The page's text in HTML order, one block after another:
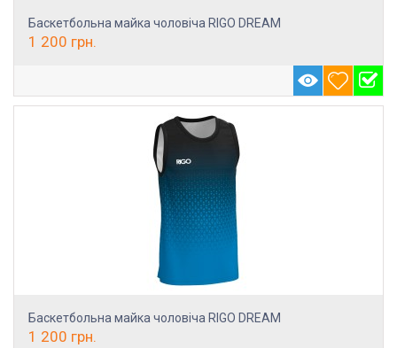
Баскетбольна майка чоловіча RIGO DREAM
1 200 грн.
Баскетбольна майка чоловіча RIGO DREAM
1 200 грн.